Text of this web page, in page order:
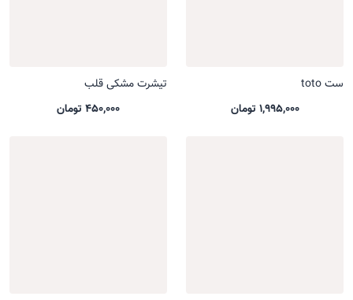
ست toto
1,995,000 تومان
تیشرت مشکی قلب
450,000 تومان